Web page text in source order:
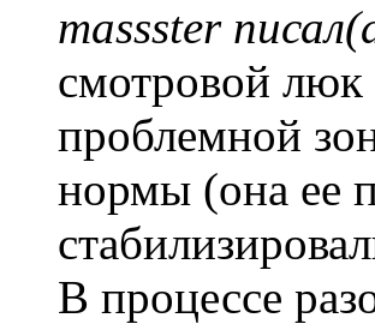
massster
смотровой люк
проблемной
нормы (она ее
В процессе